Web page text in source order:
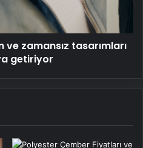
zamansız tasarımları
getiriyor